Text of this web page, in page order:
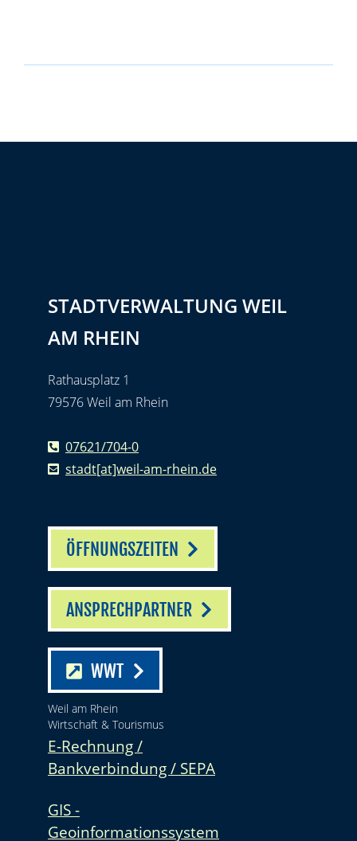
STADTVERWALTUNG WEIL
AM RHEIN
Rathausplatz 1
79576 Weil am Rhein
07621/704-0
stadt[at]weil-am-rhein.de
ÖFFNUNGSZEITEN
ANSPRECHPARTNER
WWT
Weil am Rhein
Wirtschaft & Tourismus
E-Rechnung /
Bankverbindung / SEPA
GIS -
Geoinformationssystem